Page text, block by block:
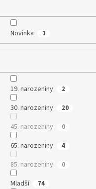
Novinka 1
19. narozeniny 2
30. narozeniny 20
45. narozeniny 0
65. narozeniny 4
85. narozeniny 0
Mladší 74